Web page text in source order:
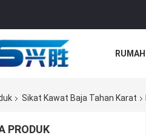
RUMAH
Sikat Kawat Baja Tahan Karat
PRODUK